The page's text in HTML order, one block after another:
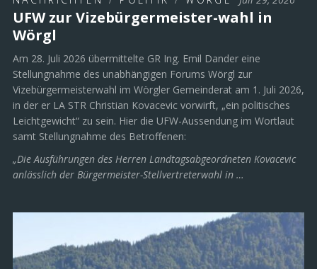
UFW zur Vizebürgermeister-wahl in
Wörgl
Am 28. Juli 2026 übermittelte GR Ing. Emil Dander eine
Stellungnahme des unabhängigen Forums Wörgl zur
Vizebürgermeisterwahl im Wörgler Gemeinderat am 1. Juli 2026,
in der er LA STR Christian Kovacevic vorwirft, „ein politisches
Leichtgewicht“ zu sein. Hier die UFW-Aussendung im Wortlaut
samt Stellungnahme des Betroffenen:
„Die Ausführungen des Herren Landtagsabgeordneten Kovacevic
anlässlich der Bürgermeister-Stellvertreterwahl in …